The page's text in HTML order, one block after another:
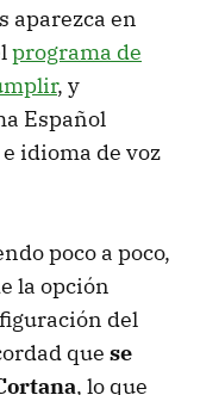
aparezca en
programa de
, y
Español
idioma de voz
poco a poco,
la opción
del
que se
, lo que